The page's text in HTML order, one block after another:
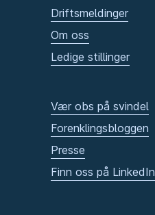
Driftsmeldinger
Om oss
Ledige stillinger
Vær obs på svindel
Forenklingsbloggen
Presse
Finn oss på LinkedIn